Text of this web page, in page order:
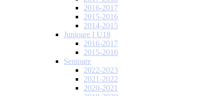
2016-2017
2015-2016
2014-2015
Junioare I U18
2016-2017
2015-2016
Senioare
2022-2023
2021-2022
2020-2021